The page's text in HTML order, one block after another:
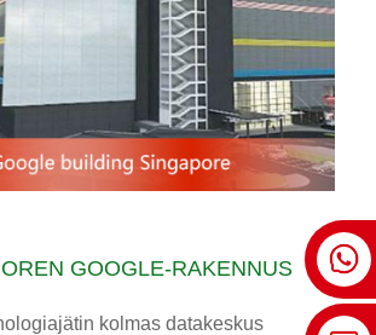
GOOGLE-RAKENNUS
kolmas datakeskus